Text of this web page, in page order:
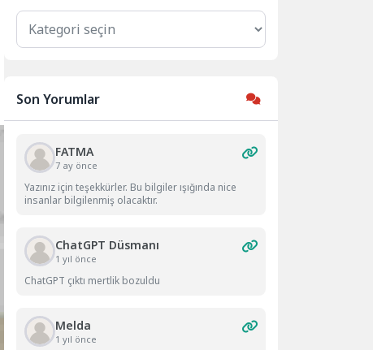
Kategoriler
Son Yorumlar
FATMA
7 ay önce
Yazınız için teşekkürler. Bu bilgiler ışığında nice
insanlar bilgilenmiş olacaktır.
ChatGPT Düsmanı
1 yıl önce
ChatGPT çıktı mertlik bozuldu
Melda
1 yıl önce